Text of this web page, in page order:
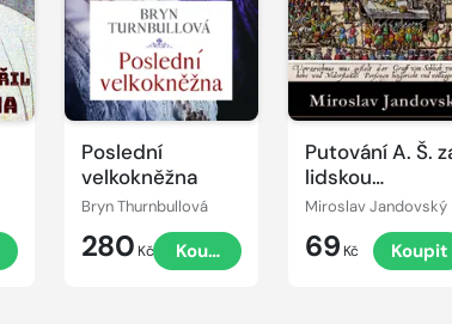
Poslední
velkokněžna
Bryn Thurnbullová
280 Kč Koupit
Putování A. Š.
lidskou
důstojností
Miroslav Jandovský
69 Kč Koupit